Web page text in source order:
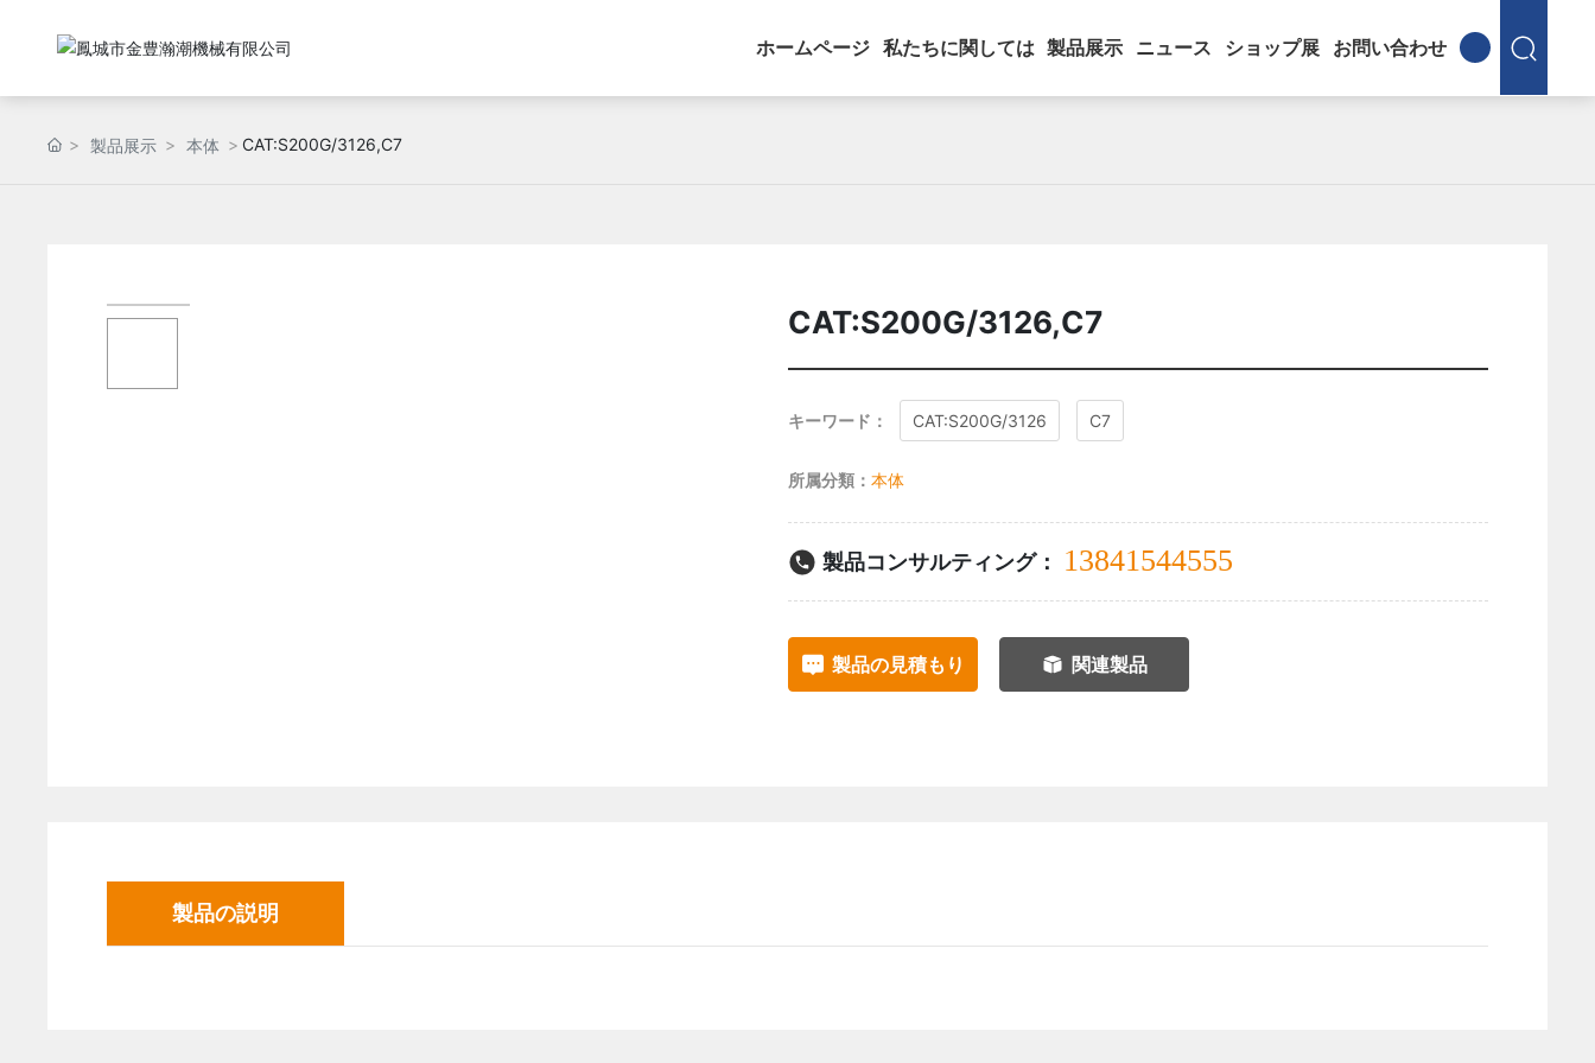
ホームページ 私たちに関しては 製品展示 ニュース ショップ展 お問い合わせ
製品展示 本体 CAT:S200G/3126,C7
CAT:S200G/3126,C7
キーワード： CAT:S200G/3126 C7
所属分類： 本体
製品コンサルティング： 13841544555
製品の見積もり 関連製品
製品の説明